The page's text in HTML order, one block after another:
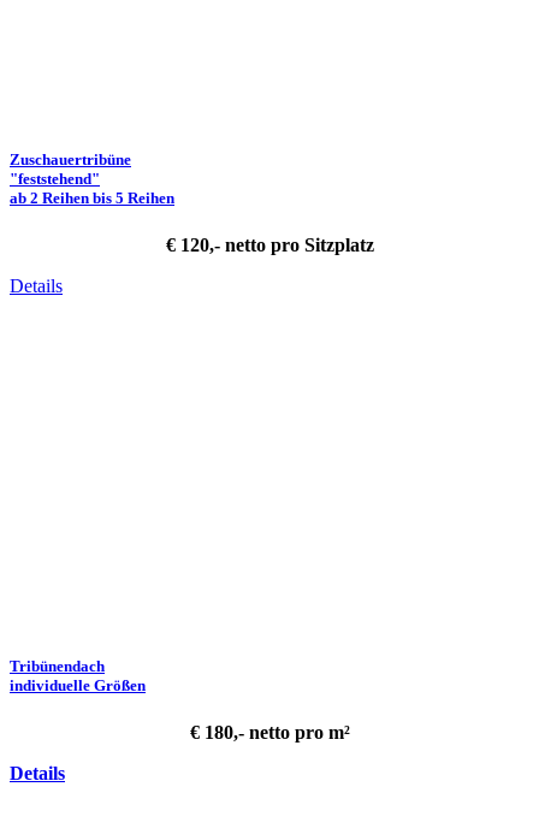
Zuschauertribüne
"feststehend"
ab 2 Reihen bis 5 Reihen
€ 120,- netto pro Sitzplatz
Details
Tribünendach
individuelle Größen
€ 180,- netto pro m²
Details